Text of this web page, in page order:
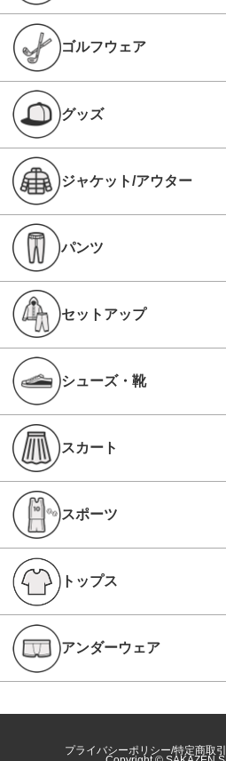
ゴルフウェア
グッズ
ジャケット/アウター
パンツ
セットアップ
シューズ・靴
スカート
スポーツ
トップス
アンダーウェア
プライバシーポリシー 特定商取